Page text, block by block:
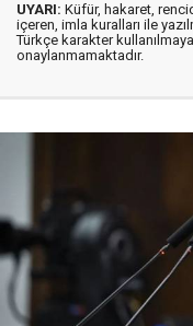
UYARI: Küfür, hakaret,
içeren, imla kuralları ile
Türkçe karakter
onaylanmamaktadır.